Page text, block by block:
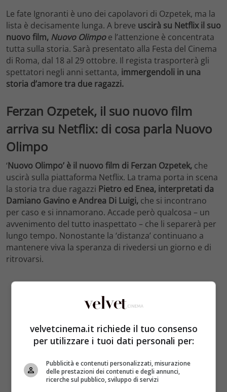
Le fate Ignoranti è uno dei capolavori di Ozpetek, ma la
lista è decisamente lunga. A breve uscirà su Netflix il suo
nuovo film, Nuovo Olimpoe l’attenzione è concentrata
tutta sulla storia. Sarà presentato alla Festa del Cinema
di Roma, dal 18 al 29 ottobre. Il regista trasporterà gli
spettatori negli anni settanta, immergendoli in una
storia d’amore tra due ragazzi.
Ferzan Ozpetek, il suo nuovo film
arriva su Netflix: di cosa parla Nuovo
Olimpo
‘Nuovo Olimpo’ è il nuovo film di Ferzan Ozpetek, che
uscirà sulla piattaforma Netflix. La trama porta in scena
la storia tra due ragazzi Pietro ed Enea, interpretati da
Damiano Gavino e Andrea Di Luigi, che si incontrano
per caso e si innamorano. Accade però qualcosa – un
avvenimento del tutto inaspettato – che li separerà per
lungo tempo. Nonostante la ‘distanza’ continuano a
mantenere viva la speranza di rivedersi un giorno e di
ritrovarsi.
velvetcinema.it richiede il tuo consenso
per utilizzare i tuoi dati personali per:
Pubblicità e contenuti personalizzati, misurazione
delle prestazioni dei contenuti e degli annunci,
ricerche sul pubblico, sviluppo di servizi